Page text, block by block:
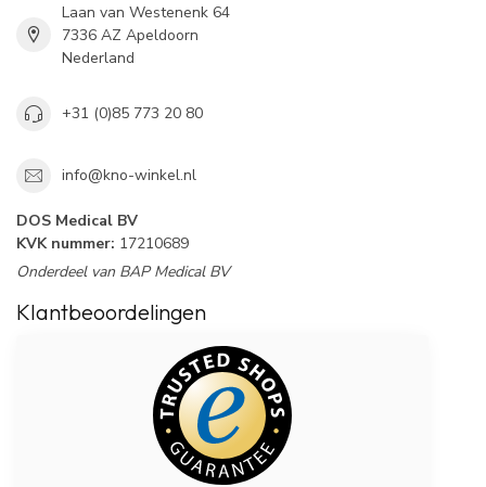
Laan van Westenenk 64
7336 AZ Apeldoorn
Nederland
+31 (0)85 773 20 80
info@kno-winkel.nl
DOS Medical BV
KVK nummer: 17210689
Onderdeel van BAP Medical BV
Klantbeoordelingen